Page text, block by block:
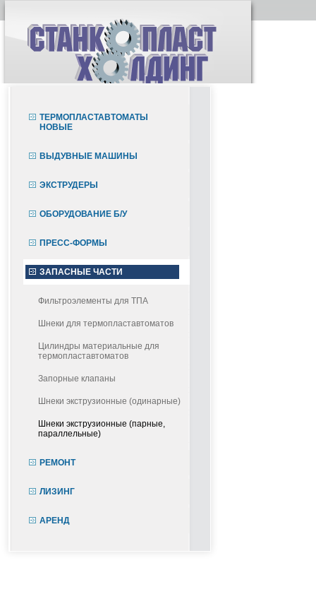
ТЕРМОПЛАСТАВТОМАТЫ
НОВЫЕ
ВЫДУВНЫЕ МАШИНЫ
ЭКСТРУДЕРЫ
ОБОРУДОВАНИЕ Б/У
ПРЕСС-ФОРМЫ
ЗАПАСНЫЕ ЧАСТИ
Фильтроэлементы для ТПА
Шнеки для термопластавтоматов
Цилиндры материальные для
термопластавтоматов
Запорные клапаны
Шнеки экструзионные (одинарные)
Шнеки экструзионные (парные,
параллельные)
РЕМОНТ
ЛИЗИНГ
АРЕНД